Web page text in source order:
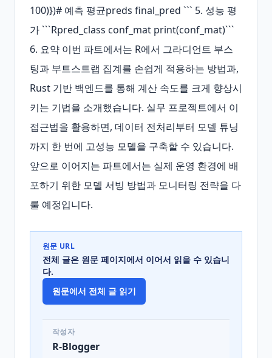
100)})# 예측 평균preds final_pred ``` 5. 성능 평
가 ```Rpred_class conf_mat print(conf_mat)```
6. 요약 이번 파트에서는 R에서 그라디언트 부스
팅과 부트스트랩 집계를 손쉽게 적용하는 방법과,
Rust 기반 백엔드를 통해 계산 속도를 크게 향상시
키는 기법을 소개했습니다. 실무 프로젝트에서 이
접근법을 활용하면, 데이터 전처리부터 모델 튜닝
까지 한 번에 고성능 모델을 구축할 수 있습니다.
앞으로 이어지는 파트에서는 실제 운영 환경에 배
포하기 위한 모델 서빙 방법과 모니터링 전략을 다
룰 예정입니다.
원문 URL
전체 글은 원문 페이지에서 이어서 읽을 수 있습니
다.
원문에서 전체 글 읽기
작성자
R-Blogger